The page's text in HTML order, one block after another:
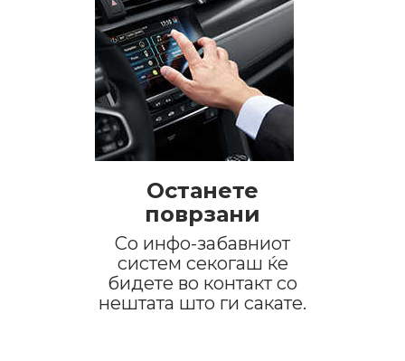
Останете
поврзани
Со инфо-забавниот
систем секогаш ќе
бидете во контакт со
нештата што ги сакате.